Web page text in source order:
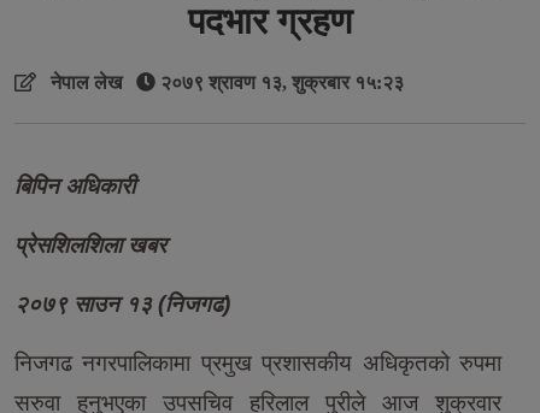
पदभार ग्रहण
नेपाल लेख २०७९ श्रावण १३, शुक्रबार १५:२३
बिपिन अधिकारी
प्रेसशिलशिला खबर
२०७९ साउन १३ (निजगढ)
निजगढ नगरपालिकामा प्रमुख प्रशासकीय अधिकृतको रुपमा
सरुवा हुनुभएका उपसचिव हरिलाल पुरीले आज शुक्रवार